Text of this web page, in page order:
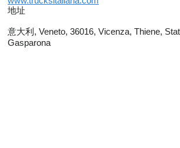
地址
意大利, Veneto, 36016, Vicenza, Thiene,
Gasparona